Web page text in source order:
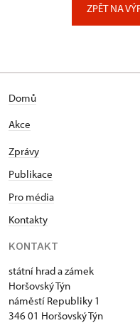
ZPĚT NA
Domů
Akce
Zprávy
Publikace
Pro média
Kontakty
KONTAKT
státní hrad a zámek
Horšovský Týn
náměstí Republiky 1
346 01 Horšovský Týn